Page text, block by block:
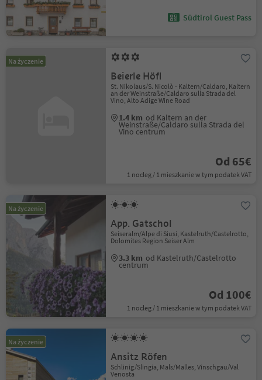
Südtirol Guest Pass
Na życzenie
Beierle Höfl
St. Nikolaus/S. Nicolò - Kaltern/Caldaro, Kaltern
an der Weinstraße/Caldaro sulla Strada del
Vino, Alto Adige Wine Road
1.4 km od Kaltern an der
Weinstraße/Caldaro sulla Strada del
Vino centrum
Od 65€
1 nocleg / 1 mieszkanie w tym podatek VAT
Na życzenie
App. Gatschol
Seiseralm/Alpe di Siusi, Kastelruth/Castelrotto,
Dolomites Region Seiser Alm
3.3 km od Kastelruth/Castelrotto
centrum
Od 100€
1 nocleg / 1 mieszkanie w tym podatek VAT
Na życzenie
Ansitz Röfen
Schlinig/Slingia, Mals/Malles, Vinschgau/Val
Venosta